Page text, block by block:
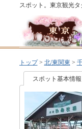
スポット。東京観光
トップ> 北/東関東 >
スポット基本情報